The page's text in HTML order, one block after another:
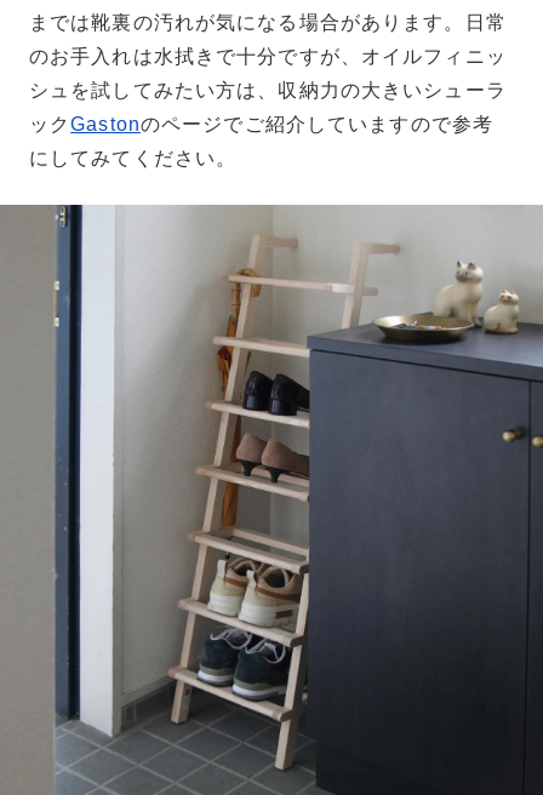
までは靴裏の汚れが気になる場合があります。日常
のお手入れは水拭きで十分ですが、オイルフィニッ
シュを試してみたい方は、収納力の大きいシューラ
ックGastonのページでご紹介していますので参考
にしてみてください。